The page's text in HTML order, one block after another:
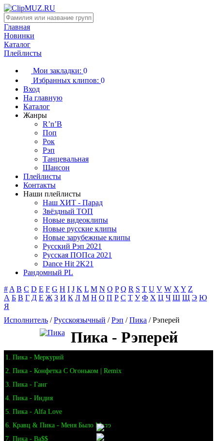
Главная
Новинки
Каталог
Плейлисты
Мои закладки: 0
Избранных клипов: 0
Вход
На главную
Каталог
Жанры
R’n’B
Поп
Рок
Рэп
Танцевальная
Шансон
Плейлисты
Контакты
Наши плейлисты
Наш ХИТ - Парад
Звёздный ТОП
Новые видеоклипы
Новые русские клипы
Новые зарубежные клипы
Русский Рэп 2021
Русская ПОПса 2021
Dance Hit 2K21
Рандомный PL
# A B C D E F G H I J K L M N O P Q R S T U V W X Y Z
А Б В Г Д Е Ж З И К Л М Н О П Р С Т У Ф Х Ц Ч Ш Щ Э Ю
Я
Исполнитель /Русскоязычный /Рэп /Пика / Рэперей
Пика - Рэперей
1. Пика - Меркурий
2. Пика - Конфетка С Огоньком | Remix
3. Пика - Ганг
4. Пика - Индия
5. Пика - Alfa Love
6. Кравц & Пика - Меня Было Мало
7. Пика - Ba$$